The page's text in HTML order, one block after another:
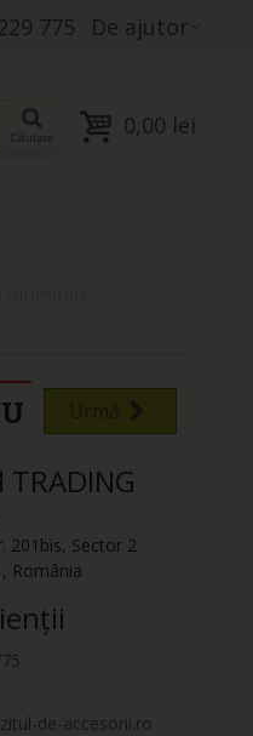
775 De ajutor
Căutare 0,00 lei
TRADING
201bis, Sector 2
, România
de-accesorii.ro